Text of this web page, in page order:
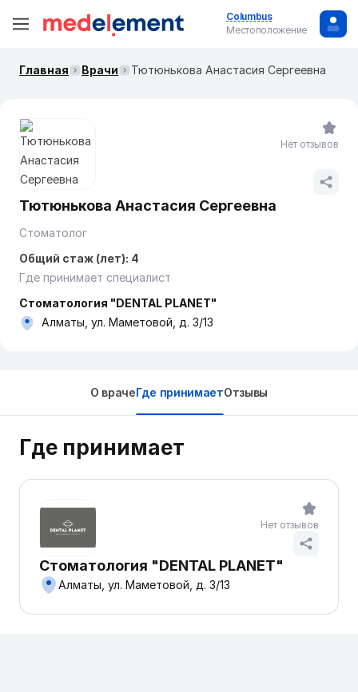
Columbus
Местоположение
Главная Врачи Тютюнькова Анастасия Сергеевна
Тютюнькова Анастасия Сергеевна
Стоматолог
Общий стаж (лет): 4
Где принимает специалист
Стоматология "DENTAL PLANET"
Алматы, ул. Маметовой, д. 3/13
Нет отзывов
О врачеГде принимаетОтзывы
Где принимает
Стоматология "DENTAL PLANET"
Алматы, ул. Маметовой, д. 3/13
Нет отзывов